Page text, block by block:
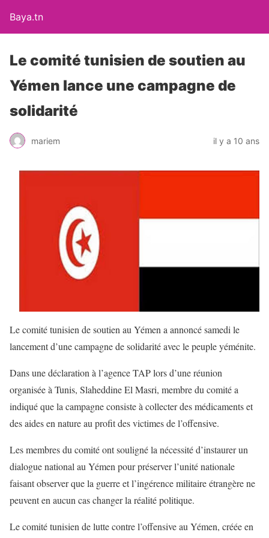
Baya.tn
Le comité tunisien de soutien au
Yémen lance une campagne de
solidarité
mariem il y a 10 ans
Le comité tunisien de soutien au Yémen a annoncé samedi le
lancement d’une campagne de solidarité avec le peuple yéménite.
Dans une déclaration à l’agence TAP lors d’une réunion
organisée à Tunis, Slaheddine El Masri, membre du comité a
indiqué que la campagne consiste à collecter des médicaments et
des aides en nature au profit des victimes de l’offensive.
Les membres du comité ont souligné la nécessité d’instaurer un
dialogue national au Yémen pour préserver l’unité nationale
faisant observer que la guerre et l’ingérence militaire étrangère ne
peuvent en aucun cas changer la réalité politique.
Le comité tunisien de lutte contre l’offensive au Yémen, créée en